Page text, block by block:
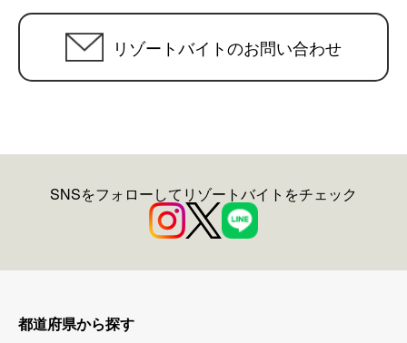
リゾートバイトのお問い合わせ
SNSをフォローしてリゾートバイトをチェック
都道府県から探す